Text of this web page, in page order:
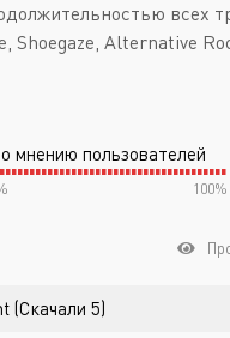
всех
Shoegaze, Alternative
мнению пользователей
100%
(Скачали 5)